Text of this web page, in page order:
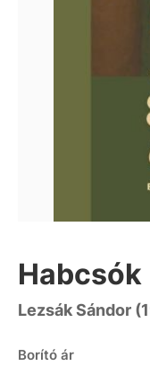
Habcsók
Lezsák Sándor
Borító ár